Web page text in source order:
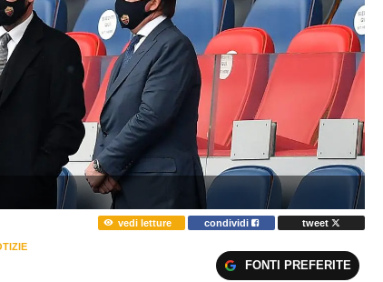
vedi letture condividi tweet
FONTI PREFERITE